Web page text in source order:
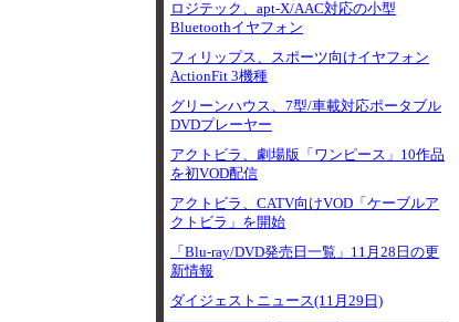
ロジテック、apt-X/AAC対応の小型
Bluetoothイヤフォン
フィリップス、スポーツ向けイヤフォン
ActionFit 3機種
グリーンハウス、7型/車載対応ポータブル
DVDプレーヤー
アクトビラ、劇場版「ワンピース」10作品
を初VOD配信
アクトビラ、CATV向けVOD「ケーブルア
クトビラ」を開始
「Blu-ray/DVD発売日一覧」11月28日の更
新情報
ダイジェストニュース(11月29日)